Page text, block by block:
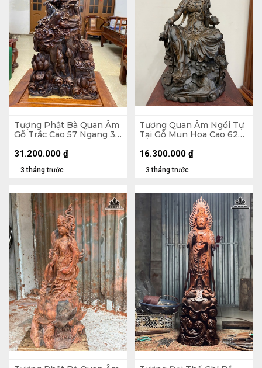
Tượng Phật Bà Quan Âm
Gỗ Trắc Cao 57 Ngang 30
3 tháng trước
31.200.000 ₫
Tượng Quan Âm Ngồi Tự
Tại Gỗ Mun Hoa Cao 62
3 tháng trước
16.300.000 ₫